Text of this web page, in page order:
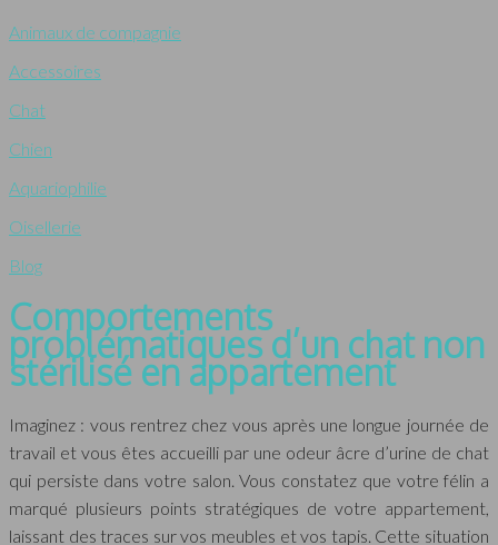
Animaux de compagnie
Accessoires
Chat
Chien
Aquariophilie
Oisellerie
Blog
Comportements
problématiques d’un chat non
stérilisé en appartement
Imaginez : vous rentrez chez vous après une longue journée de
travail et vous êtes accueilli par une odeur âcre d’urine de chat
qui persiste dans votre salon. Vous constatez que votre félin a
marqué plusieurs points stratégiques de votre appartement,
laissant des traces sur vos meubles et vos tapis. Cette situation